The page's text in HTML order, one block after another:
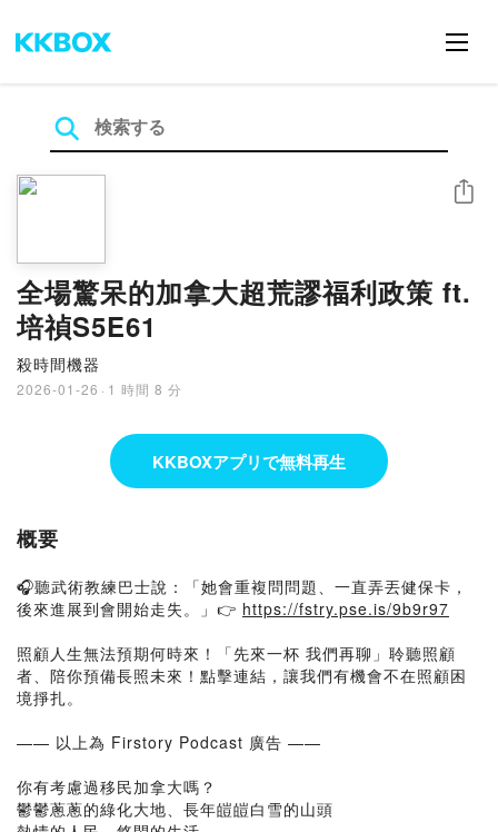
全場驚呆的加拿大超荒謬福利政策 ft.
培禎S5E61
殺時間機器
2026-01-26 · 1 時間 8 分
シェア
KKBOXアプリで無料再生
概要
🎧聽武術教練巴士說：「她會重複問問題、一直弄丟健保卡，
後來進展到會開始走失。」👉 https://fstry.pse.is/9b9r97
照顧人生無法預期何時來！「先來一杯 我們再聊」聆聽照顧
者、陪你預備長照未來！點擊連結，讓我們有機會不在照顧困
境掙扎。
—— 以上為 Firstory Podcast 廣告 ——
你有考慮過移民加拿大嗎？
鬱鬱蔥蔥的綠化大地、長年皚皚白雪的山頭